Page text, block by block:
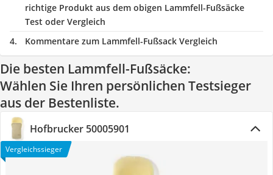
richtige Produkt aus dem obigen Lammfell-Fußsäcke
Test oder Vergleich
Kommentare zum Lammfell-Fußsack Vergleich
Die besten Lammfell-Fußsäcke:
Wählen Sie Ihren persönlichen Testsieger
aus der Bestenliste.
Hofbrucker 50005901
Vergleichssieger